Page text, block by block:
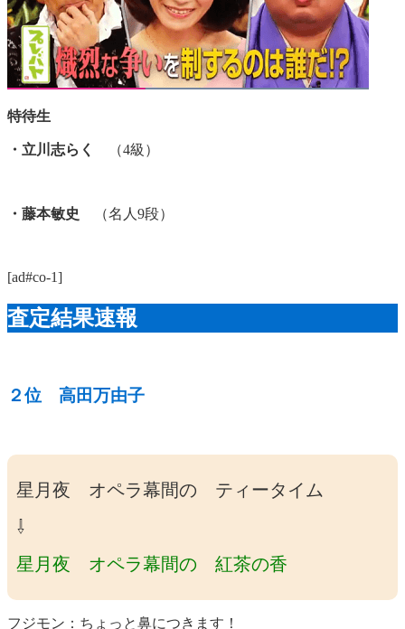
特待生
・立川志らく （4級）
・藤本敏史 （名人9段）
[ad#co-1]
査定結果速報
２位 高田万由子
星月夜 オペラ幕間の ティータイム
⇩
星月夜 オペラ幕間の 紅茶の香
フジモン：ちょっと鼻につきます！